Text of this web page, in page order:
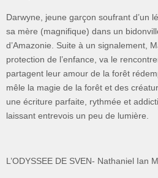
Darwyne, jeune garçon soufrant d’un
sa mère (magnifique) dans un
d’Amazonie. Suite à un signalement,
protection de l’enfance, va le
partagent leur amour de la forêt
mêle la magie de la forêt et des
une écriture parfaite, rythmée et
laissant entrevois un peu de lumière.
L’ODYSSEE DE SVEN- Nathaniel Ian